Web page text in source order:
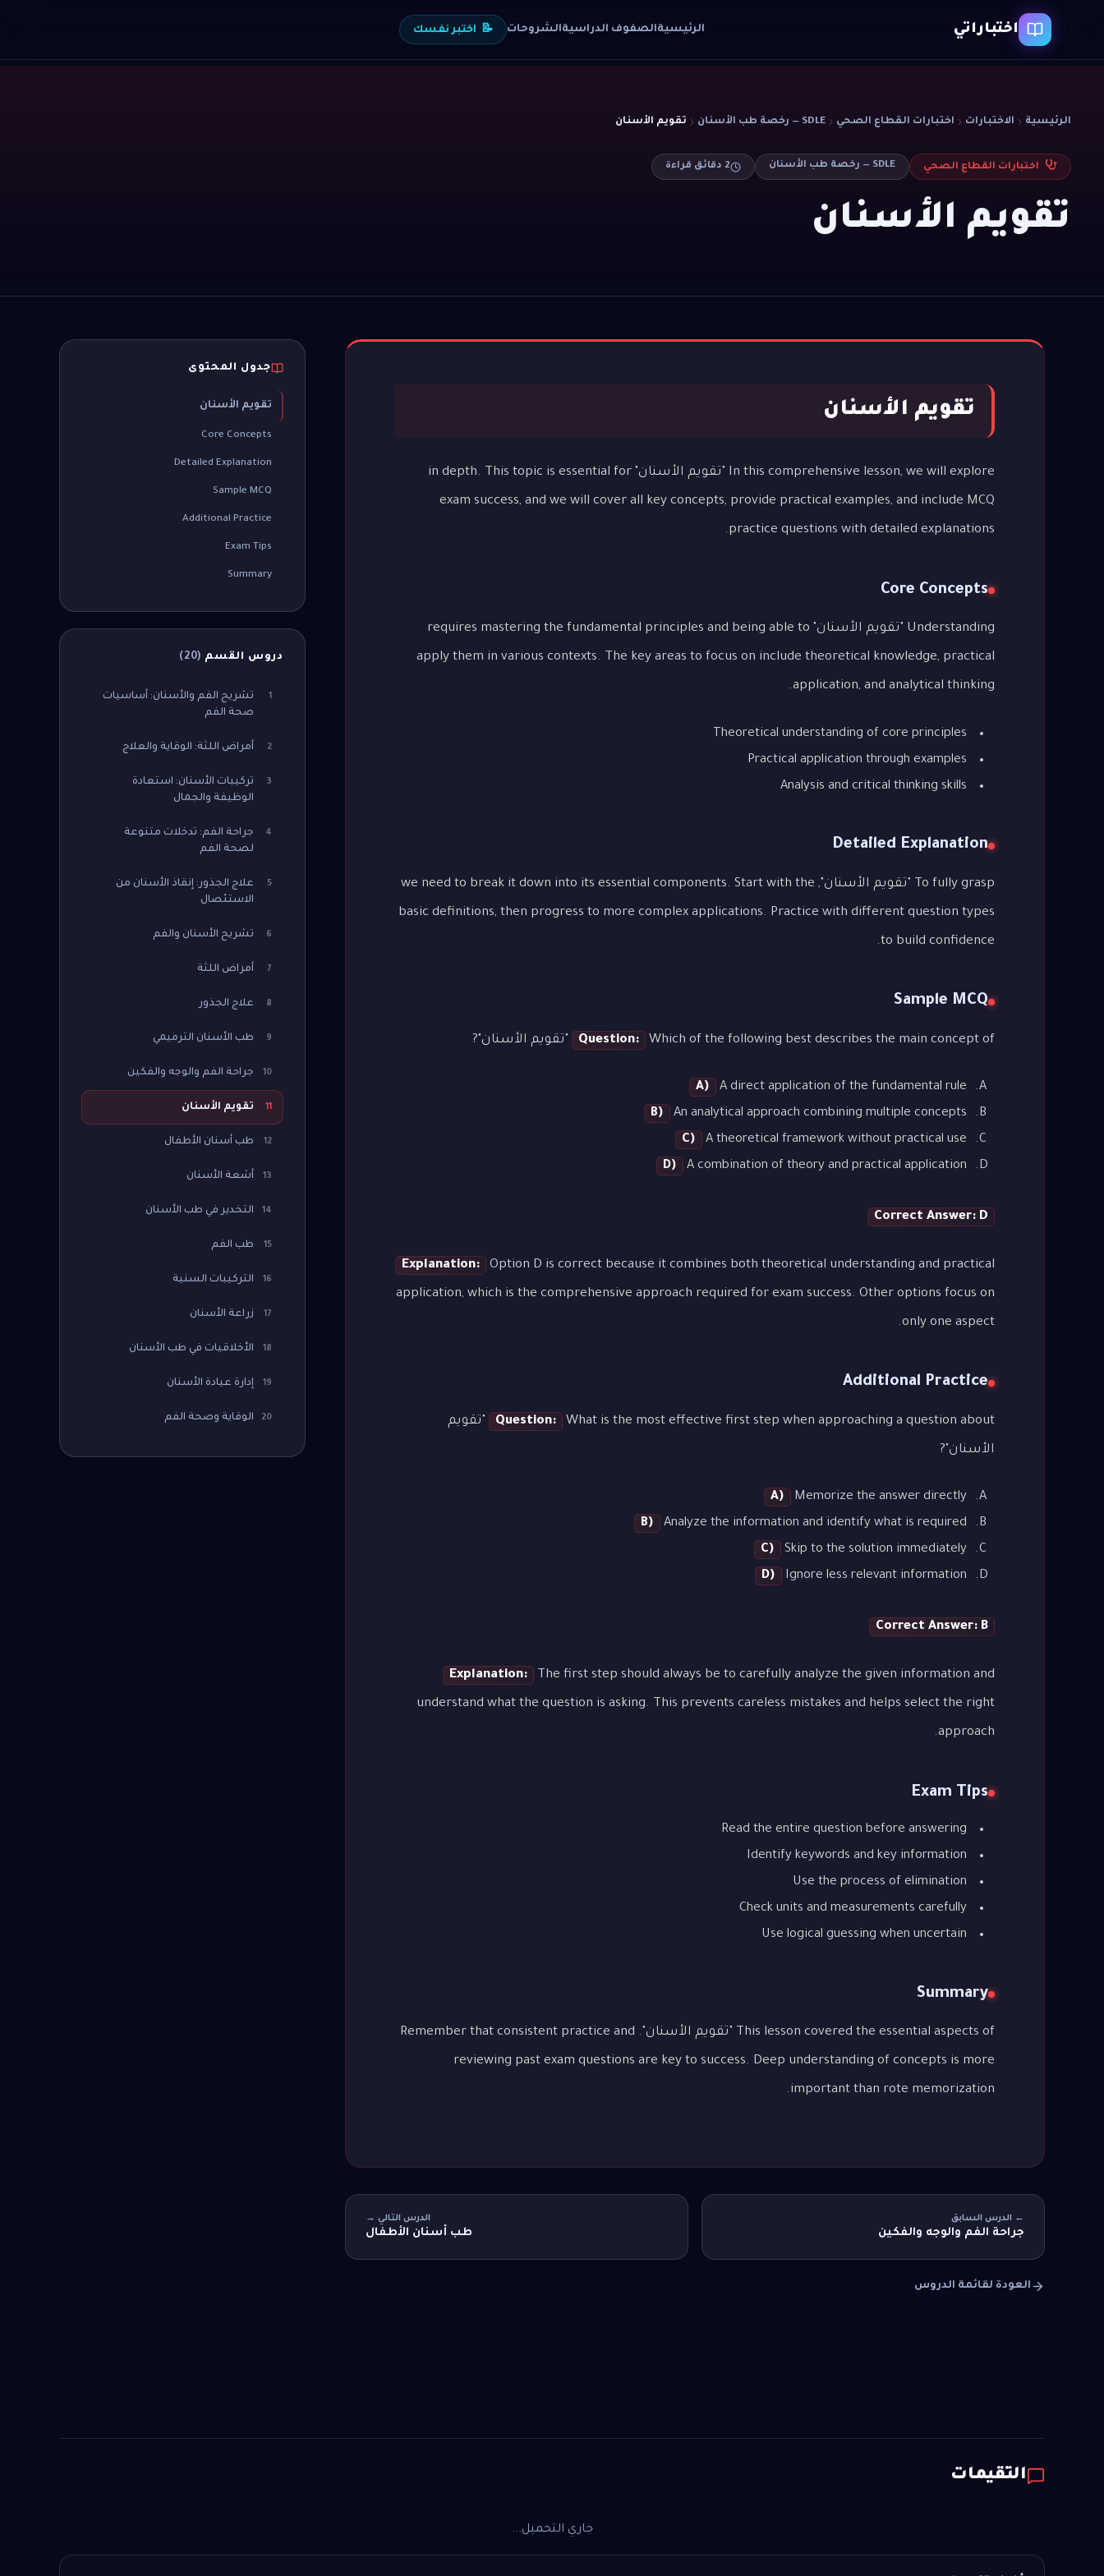
اختباراتي الرئيسيةالصفوف الدراسيةالشروحات 📝 اختبر نفسك
الرئيسية الاختبارات اختبارات القطاع الصحي SDLE — رخصة طب الأسنان تقويم الأسنان
اختبارات القطاع الصحي SDLE — رخصة طب الأسنان 2 دقائق قراءة
تقويم الأسنان
تقويم الأسنان
In this comprehensive lesson, we will explore "تقويم الأسنان" in depth. This topic is essential for
exam success, and we will cover all key concepts, provide practical examples, and include MCQ
practice questions with detailed explanations.
Core Concepts
Understanding "تقويم الأسنان" requires mastering the fundamental principles and being able to
apply them in various contexts. The key areas to focus on include theoretical knowledge, practical
application, and analytical thinking.
Theoretical understanding of core principles
Practical application through examples
Analysis and critical thinking skills
Detailed Explanation
To fully grasp "تقويم الأسنان", we need to break it down into its essential components. Start with the
basic definitions, then progress to more complex applications. Practice with different question types
to build confidence.
Sample MCQ
Question: Which of the following best describes the main concept of "تقويم الأسنان"?
A)
A direct application of the fundamental rule
B)
An analytical approach combining multiple concepts
C)
A theoretical framework without practical use
D)
A combination of theory and practical application
Correct Answer: D
Explanation: Option D is correct because it combines both theoretical understanding and practical
application, which is the comprehensive approach required for exam success. Other options focus on
only one aspect.
Additional Practice
Question: What is the most effective first step when approaching a question about "تقويم
الأسنان"?
A)
Memorize the answer directly
B)
Analyze the information and identify what is required
C)
Skip to the solution immediately
D)
Ignore less relevant information
Correct Answer: B
Explanation: The first step should always be to carefully analyze the given information and
understand what the question is asking. This prevents careless mistakes and helps select the right
approach.
Exam Tips
Read the entire question before answering
Identify keywords and key information
Use the process of elimination
Check units and measurements carefully
Use logical guessing when uncertain
Summary
This lesson covered the essential aspects of "تقويم الأسنان". Remember that consistent practice and
reviewing past exam questions are key to success. Deep understanding of concepts is more
important than rote memorization.
← الدرس السابق
جراحة الفم والوجه والفكين
الدرس التالي →
طب أسنان الأطفال
العودة لقائمة الدروس
جدول المحتوى
تقويم الأسنان
Core Concepts
Detailed Explanation
Sample MCQ
Additional Practice
Exam Tips
Summary
دروس القسم (
20
)
1
تشريح الفم والأسنان: أساسيات
صحة الفم
2 أمراض اللثة: الوقاية والعلاج
3
تركيبات الأسنان: استعادة
الوظيفة والجمال
4
جراحة الفم: تدخلات متنوعة
لصحة الفم
5
علاج الجذور: إنقاذ الأسنان من
الاستئصال
6 تشريح الأسنان والفم
7 أمراض اللثة
8 علاج الجذور
9 طب الأسنان الترميمي
10 جراحة الفم والوجه والفكين
11 تقويم الأسنان
12 طب أسنان الأطفال
13 أشعة الأسنان
14 التخدير في طب الأسنان
15 طب الفم
16 التركيبات السنية
17 زراعة الأسنان
18 الأخلاقيات في طب الأسنان
19 إدارة عيادة الأسنان
20 الوقاية وصحة الفم
التقيمات
جاري التحميل...